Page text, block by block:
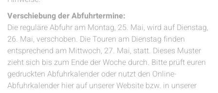
Verschiebung der Abfuhrtermine:
Die reguläre Abfuhr am Montag, 25. Mai, wird auf Dienstag,
26. Mai, verschoben. Die Touren am Dienstag finden
entsprechend am Mittwoch, 27. Mai, statt. Dieses Muster
zieht sich bis zum Ende der Woche durch. Bitte prüft euren
gedruckten Abfuhrkalender oder nutzt den Online-
Abfuhrkalender hier auf unserer Website bzw. in unserer